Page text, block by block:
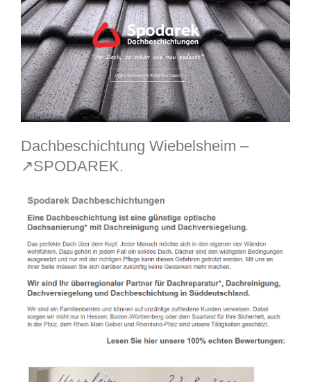
Dachbeschichtung Wiebelsheim –
↗️SPODAREK.